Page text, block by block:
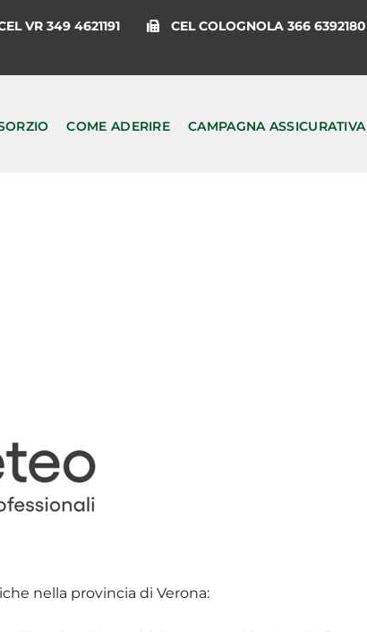
VR 349 4621191
CEL COLOGNOLA 366 6392180
COME ADERIRE CAMPAGNA ASSICURATIVA
nella provincia di Verona: